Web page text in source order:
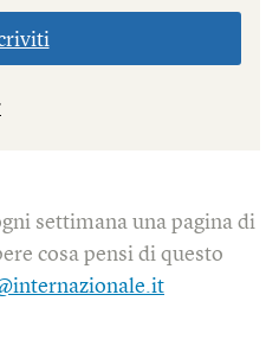
settimana una pagina di
cosa pensi di questo